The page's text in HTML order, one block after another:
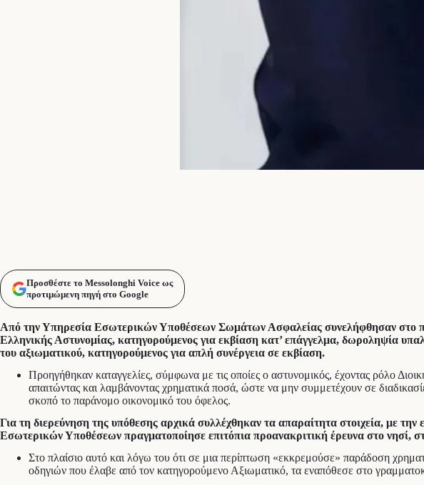
Προσθέστε το Messolonghi Voice ως
προτιμώμενη πηγή στο Google
Από την Υπηρεσία Εσωτερικών Υποθέσεων Σωμάτων Ασφαλείας συνελήφθησαν στο
Ελληνικής Αστυνομίας, κατηγορούμενος για εκβίαση κατ’ επάγγελμα, δωροληψία
του αξιωματικού, κατηγορούμενος για απλή συνέργεια σε εκβίαση.
Προηγήθηκαν καταγγελίες, σύμφωνα με τις οποίες ο αστυνομικός, έχοντας ρόλο
απαιτώντας και λαμβάνοντας χρηματικά ποσά, ώστε να μην συμμετέχουν σε
σκοπό το παράνομο οικονομικό του όφελος.
Για τη διερεύνηση της υπόθεσης αρχικά συλλέχθηκαν τα απαραίτητα στοιχεία, με
Εσωτερικών Υποθέσεων πραγματοποίησε επιτόπια προανακριτική έρευνα στο νησί,
Στο πλαίσιο αυτό και λόγω του ότι σε μια περίπτωση «εκκρεμούσε» παράδοση
οδηγιών που έλαβε από τον κατηγορούμενο Αξιωματικό, τα εναπόθεσε στο